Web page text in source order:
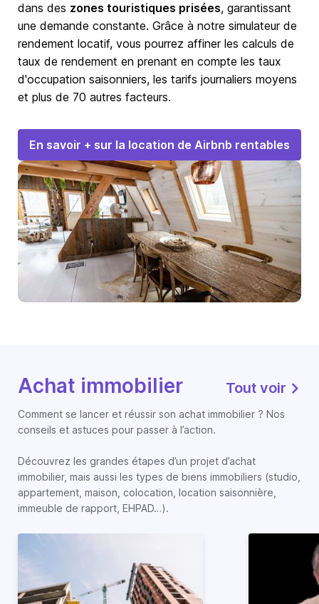
dans des zones touristiques prisées, garantissant
une demande constante. Grâce à notre simulateur de
rendement locatif, vous pourrez affiner les calculs de
taux de rendement en prenant en compte les taux
d'occupation saisonniers, les tarifs journaliers moyens
et plus de 70 autres facteurs.
En savoir + sur la location de Airbnb rentables
Achat immobilier Tout voir
Comment se lancer et réussir son achat immobilier ? Nos
conseils et astuces pour passer à l’action.
Découvrez les grandes étapes d’un projet d’achat
immobilier, mais aussi les types de biens immobiliers (studio,
appartement, maison, colocation, location saisonnière,
immeuble de rapport, EHPAD…).